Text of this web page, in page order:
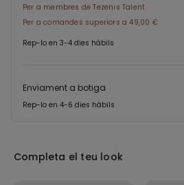
Per a membres de Tezenis Talent
Per a comandes superiors a 49,00 €
Rep-lo en 3-4 dies hàbils
Enviament a botiga
Rep-lo en 4-6 dies hàbils
Completa el teu look